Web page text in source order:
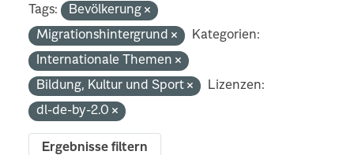
Tags:
Bevölkerung
Migrationshintergrund
Kategorien:
Internationale Themen
Bildung, Kultur und Sport
Lizenzen:
dl-de-by-2.0
Ergebnisse filtern